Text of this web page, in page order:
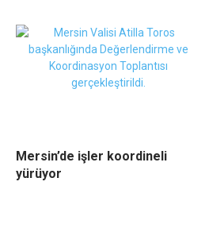
Mersin’de işler koordineli
yürüyor